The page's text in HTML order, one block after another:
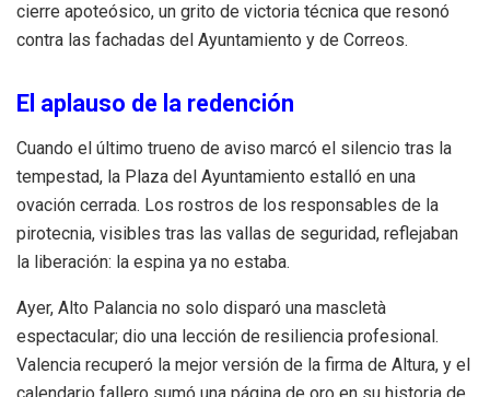
cierre apoteósico, un grito de victoria técnica que resonó
contra las fachadas del Ayuntamiento y de Correos.
El aplauso de la redención
Cuando el último trueno de aviso marcó el silencio tras la
tempestad, la Plaza del Ayuntamiento estalló en una
ovación cerrada. Los rostros de los responsables de la
pirotecnia, visibles tras las vallas de seguridad, reflejaban
la liberación: la espina ya no estaba.
Ayer, Alto Palancia no solo disparó una mascletà
espectacular; dio una lección de resiliencia profesional.
Valencia recuperó la mejor versión de la firma de Altura, y el